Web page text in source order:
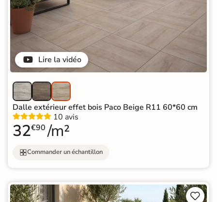
Lire la vidéo
Dalle extérieur effet bois Paco Beige R11 60*60 cm
10 avis
32€90 /m²
Commander un échantillon

